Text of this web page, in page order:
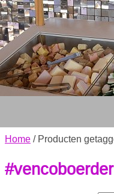
Home / Producten